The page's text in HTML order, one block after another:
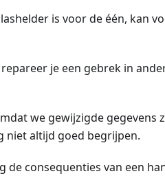
is voor de één, kan
je een gebrek in
we gewijzigde gegevens
niet altijd goed begrijpen.
de consequenties van een